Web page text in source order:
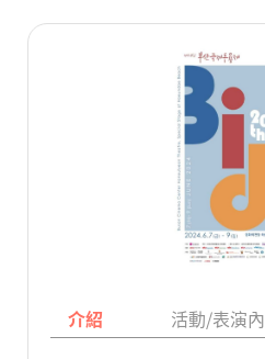
介紹 活動/表演